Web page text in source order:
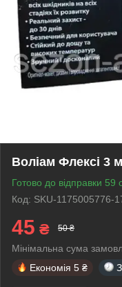
Воліам Флексі 3
Готово до відправки 59
Код: SKU-1175005776-
45 ₴ 50 ₴
Мінімальна сума
Економія 5 ₴